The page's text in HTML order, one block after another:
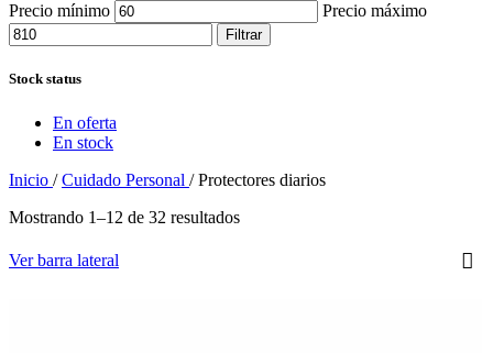
Precio mínimo Precio máximo
Filtrar
Stock status
En oferta
En stock
Inicio / Cuidado Personal / Protectores diarios
Mostrando 1–12 de 32 resultados
Ver barra lateral